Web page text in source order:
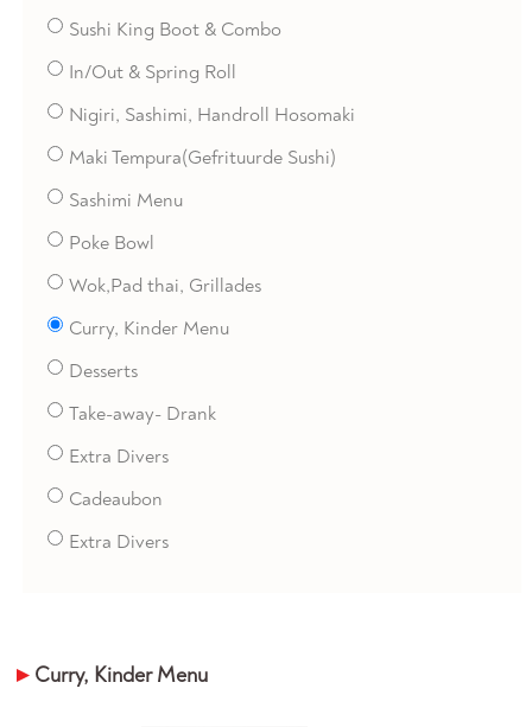
Sushi King Boot & Combo
In/Out & Spring Roll
Nigiri, Sashimi, Handroll Hosomaki
Maki Tempura(Gefrituurde Sushi)
Sashimi Menu
Poke Bowl
Wok,Pad thai, Grillades
Curry, Kinder Menu
Desserts
Take-away- Drank
Extra Divers
Cadeaubon
Extra Divers
Curry, Kinder Menu